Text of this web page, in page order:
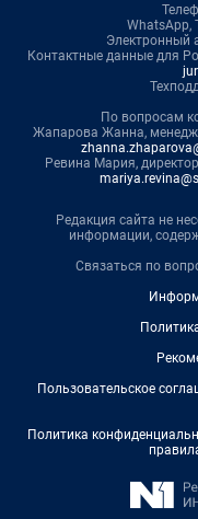
WhatsApp,
Электронный
Контактные данные для
По вопросам
Жапарова Жанна,
Ревина Мария,
Редакция сайта не
информации,
Связаться по
Пользовательское
Политика